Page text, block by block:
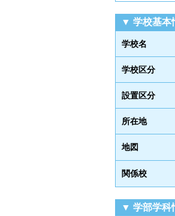
▼ 学校基本
学校名
学校区分
設置区分
所在地
地図
関係校
▼ 学部学科